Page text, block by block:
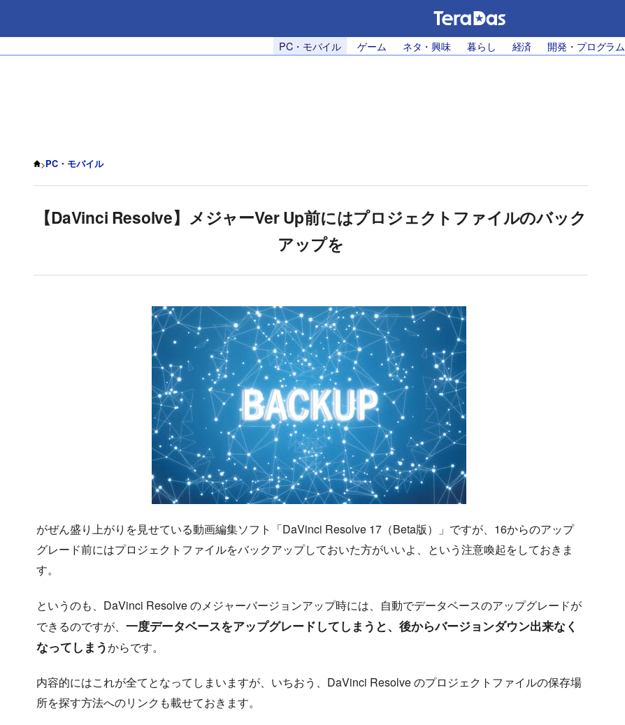
PC・モバイル ゲーム ネタ・興味 暮らし 経済 開発・プログラム
>PC・モバイル
【DaVinci Resolve】メジャーVer Up前にはプロジェクトファイルのバック
アップを
がぜん盛り上がりを見せている動画編集ソフト「DaVinci Resolve 17（Beta版）」ですが、16からのアップ
グレード前にはプロジェクトファイルをバックアップしておいた方がいいよ、という注意喚起をしておきま
す。
というのも、DaVinci Resolve のメジャーバージョンアップ時には、自動でデータベースのアップグレードが
できるのですが、 一度データベースをアップグレードしてしまうと、後からバージョンダウン出来なく
なってしまうからです。
内容的にはこれが全てとなってしまいますが、いちおう、DaVinci Resolve のプロジェクトファイルの保存場
所を探す方法へのリンクも載せておきます。